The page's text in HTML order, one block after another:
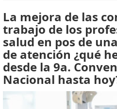
La mejora de las
trabajo de los
salud en pos de
de atención ¿qué
desde la 9a.
Nacional hasta